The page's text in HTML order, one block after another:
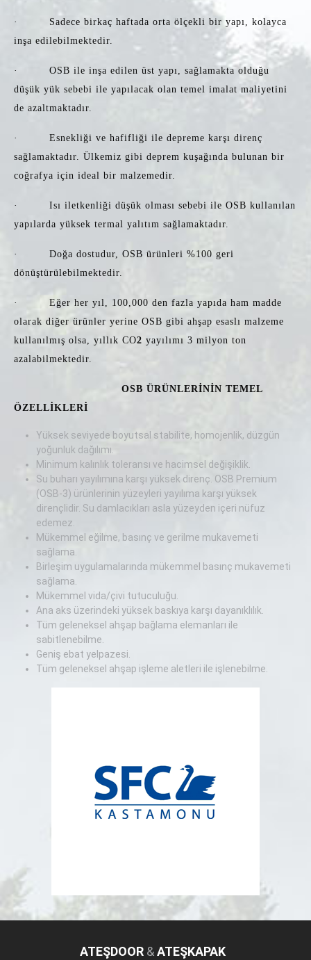
· Sadece birkaç haftada orta ölçekli bir yapı, kolayca
inşa edilebilmektedir.
· OSB ile inşa edilen üst yapı, sağlamakta olduğu
düşük yük sebebi ile yapılacak olan temel imalat maliyetini
de azaltmaktadır.
· Esnekliği ve hafifliği ile depreme karşı direnç
sağlamaktadır. Ülkemiz gibi deprem kuşağında bulunan bir
coğrafya için ideal bir malzemedir.
· Isı iletkenliği düşük olması sebebi ile OSB kullanılan
yapılarda yüksek termal yalıtım sağlamaktadır.
· Doğa dostudur, OSB ürünleri %100 geri
dönüştürülebilmektedir.
· Eğer her yıl, 100,000 den fazla yapıda ham madde
olarak diğer ürünler yerine OSB gibi ahşap esaslı malzeme
kullanılmış olsa, yıllık CO2 yayılımı 3 milyon ton
azalabilmektedir.
OSB ÜRÜNLERİNİN TEMEL
ÖZELLİKLERİ
Yüksek seviyede boyutsal stabilite, homojenlik, düzgün
yoğunluk dağılımı.
Minimum kalınlık toleransı ve hacimsel değişiklik.
Su buharı yayılımına karşı yüksek direnç. OSB Premium
(OSB-3) ürünlerinin yüzeyleri yayılıma karşı yüksek
dirençlidir. Su damlacıkları asla yüzeyden içeri nüfuz
edemez.
Mükemmel eğilme, basınç ve gerilme mukavemeti
sağlama.
Birleşim uygulamalarında mükemmel basınç mukavemeti
sağlama.
Mükemmel vida/çivi tutuculuğu.
Ana aks üzerindeki yüksek baskıya karşı dayanıklılık.
Tüm geleneksel ahşap bağlama elemanları ile
sabitlenebilme.
Geniş ebat yelpazesi.
Tüm geleneksel ahşap işleme aletleri ile işlenebilme.
ATEŞDOOR &ATEŞKAPAK